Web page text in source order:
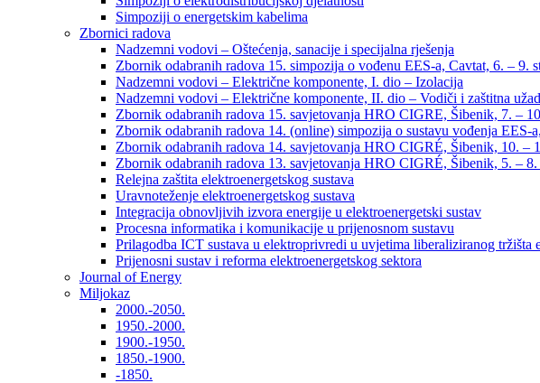
Simpoziji o energetskim kabelima
Zbornici radova
Nadzemni vodovi – Oštećenja, sanacije i specijalna rješenja
Zbornik odabranih radova 15. simpozija o vođenu EES-a, Cavtat, 6. – 9.
Nadzemni vodovi – Električne komponente, I. dio – Izolacija
Nadzemni vodovi – Električne komponente, II. dio – Vodiči i zaštitna užad
Zbornik odabranih radova 15. savjetovanja HRO CIGRE, Šibenik, 7. –
Zbornik odabranih radova 14. (online) simpozija o sustavu vođenja EES-
Zbornik odabranih radova 14. savjetovanja HRO CIGRÉ, Šibenik, 10. –
Zbornik odabranih radova 13. savjetovanja HRO CIGRÉ, Šibenik, 5. – 8.
Relejna zaštita elektroenergetskog sustava
Uravnoteženje elektroenergetskog sustava
Integracija obnovljivih izvora energije u elektroenergetski sustav
Procesna informatika i komunikacije u prijenosnom sustavu
Prilagodba ICT sustava u elektroprivredi u uvjetima liberaliziranog tržišta
Prijenosni sustav i reforma elektroenergetskog sektora
Journal of Energy
Miljokaz
2000.-2050.
1950.-2000.
1900.-1950.
1850.-1900.
-1850.